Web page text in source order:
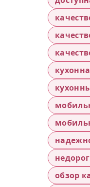
обзор